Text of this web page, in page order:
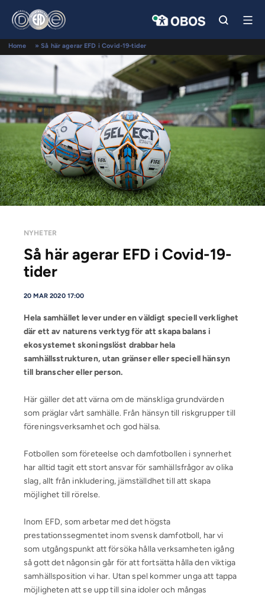
Home »Så här agerar EFD i Covid-19-tider
NYHETER
Så här agerar EFD i Covid-19-
tider
20 MAR 2020 17:00
Hela samhället lever under en väldigt speciell verklighet
där ett av naturens verktyg för att skapa balans i
ekosystemet skoningslöst drabbar hela
samhällsstrukturen, utan gränser eller speciell hänsyn
till branscher eller person.
Här gäller det att värna om de mänskliga grundvärden
som präglar vårt samhälle. Från hänsyn till riskgrupper till
föreningsverksamhet och god hälsa.
Fotbollen som företeelse och damfotbollen i synnerhet
har alltid tagit ett stort ansvar för samhällsfrågor av olika
slag, allt från inkludering, jämställdhet till att skapa
möjlighet till rörelse.
Inom EFD, som arbetar med det högsta
prestationssegmentet inom svensk damfotboll, har vi
som utgångspunkt att försöka hålla verksamheten igång
så gott det någonsin går för att fortsätta hålla den viktiga
samhällsposition vi har. Utan spel kommer unga att tappa
möjligheten att se upp till sina idoler och mångas